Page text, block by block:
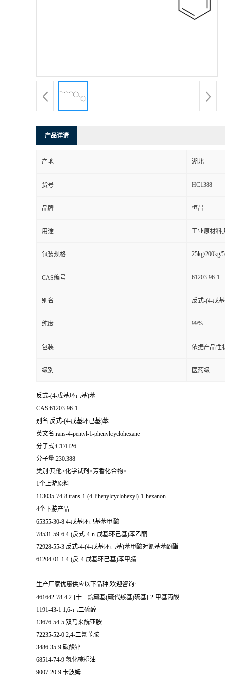
产品详请
产地 湖北
货号 HC1388
品牌 恒昌
用途 工业原材料
包装规格 25kg/200kg/
CAS编号 61203-96-1
别名 反式-(4-戊
纯度 99%
包装 依据产品性
级别 医药级
反式-(4-戊基环己基)苯
CAS:61203-96-1
别名:反式-(4-戊基环己基)苯
英文名:rans-4-pentyl-1-phenylcyclohexane
分子式:C17H26
分子量:230.388
类别:其他>化学试剂>芳香化合物>
1个上游原料
113035-74-8 trans-1-(4-Phenylcyclohexyl)-1-hexanon
4个下游产品
65355-30-8 4-戊基环己基苯甲酸
78531-59-6 4-(反式-4-n-戊基环己基)苯乙酮
72928-55-3 反式-4-(4-戊基环己基)苯甲酸对氰基苯酚酯
61204-01-1 4-(反-4-戊基环己基)苯甲腈
生产厂家优惠供应以下品种,欢迎咨询:
461642-78-4 2-[十二烷硫基(硫代羰基)硫基]-2-甲基丙酸
1191-43-1 1,6-己二硫醇
13676-54-5 双马来酰亚胺
72235-52-0 2,4-二氟苄胺
3486-35-9 碳酸锌
68514-74-9 氢化棕榈油
9007-20-9 卡波姆